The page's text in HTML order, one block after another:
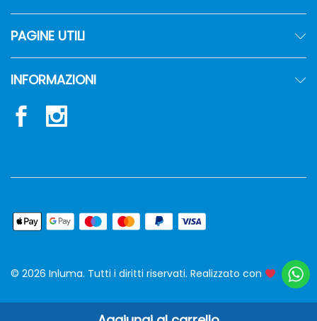
PAGINE UTILI
INFORMAZIONI
© 2026 Inluma. Tutti i diritti riservati. Realizzato con siw